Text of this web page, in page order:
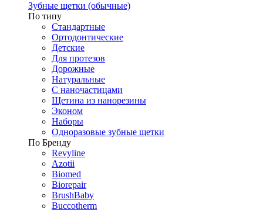
Зубные щетки (обычные)
По типу
Стандартные
Ортодонтические
Детские
Для протезов
Дорожные
Натуральные
С наночастицами
Щетина из нанорезины
Эконом
Наборы
Одноразовые зубные щетки
По Бренду
Revyline
Azotii
Biomed
Biorepair
BrushBaby
Buccotherm